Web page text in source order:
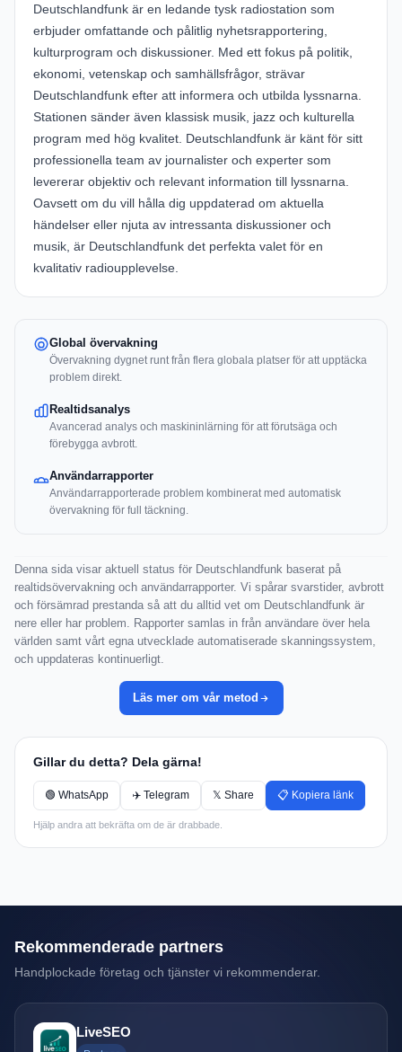
Deutschlandfunk är en ledande tysk radiostation som
erbjuder omfattande och pålitlig nyhetsrapportering,
kulturprogram och diskussioner. Med ett fokus på politik,
ekonomi, vetenskap och samhällsfrågor, strävar
Deutschlandfunk efter att informera och utbilda lyssnarna.
Stationen sänder även klassisk musik, jazz och kulturella
program med hög kvalitet. Deutschlandfunk är känt för sitt
professionella team av journalister och experter som
levererar objektiv och relevant information till lyssnarna.
Oavsett om du vill hålla dig uppdaterad om aktuella
händelser eller njuta av intressanta diskussioner och
musik, är Deutschlandfunk det perfekta valet för en
kvalitativ radioupplevelse.
Global övervakning
Övervakning dygnet runt från flera globala platser för att upptäcka
problem direkt.
Realtidsanalys
Avancerad analys och maskininlärning för att förutsäga och
förebygga avbrott.
Användarrapporter
Användarrapporterade problem kombinerat med automatisk
övervakning för full täckning.
Denna sida visar aktuell status för Deutschlandfunk baserat på
realtidsövervakning och användarrapporter. Vi spårar svarstider, avbrott
och försämrad prestanda så att du alltid vet om Deutschlandfunk är
nere eller har problem. Rapporter samlas in från användare över hela
världen samt vårt egna utvecklade automatiserade skanningssystem,
och uppdateras kontinuerligt.
Läs mer om vår metod
Gillar du detta? Dela gärna!
🟢 WhatsApp ✈️ Telegram 𝕏 Share 📋 Kopiera länk
Hjälp andra att bekräfta om de är drabbade.
Rekommenderade partners
Handplockade företag och tjänster vi rekommenderar.
LiveSEO